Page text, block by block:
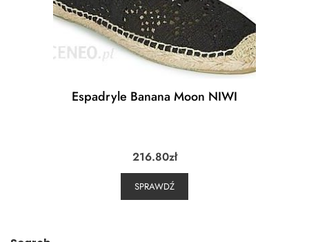
Espadryle Banana Moon NIWI
216.80zł
SPRAWDŹ